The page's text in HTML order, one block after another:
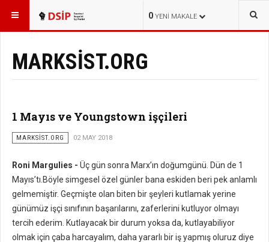
0 YENI MAKALE
BURADASINIZ: YAYINLAR
MARKSİST.ORG
1 Mayıs ve Youngstown işçileri
MARKSİST.ORG 02 MAY 2018
Roni Margulies - Üç gün sonra Marx’ın doğumgünü. Dün de 1
Mayıs’tı.Böyle simgesel özel günler bana eskiden beri pek anlamlı
gelmemiştir. Geçmişte olan biten bir şeyleri kutlamak yerine
günümüz işçi sınıfının başarılarını, zaferlerini kutluyor olmayı
tercih ederim. Kutlayacak bir durum yoksa da, kutlayabiliyor
olmak için çaba harcayalım, daha yararlı bir iş yapmış oluruz diye